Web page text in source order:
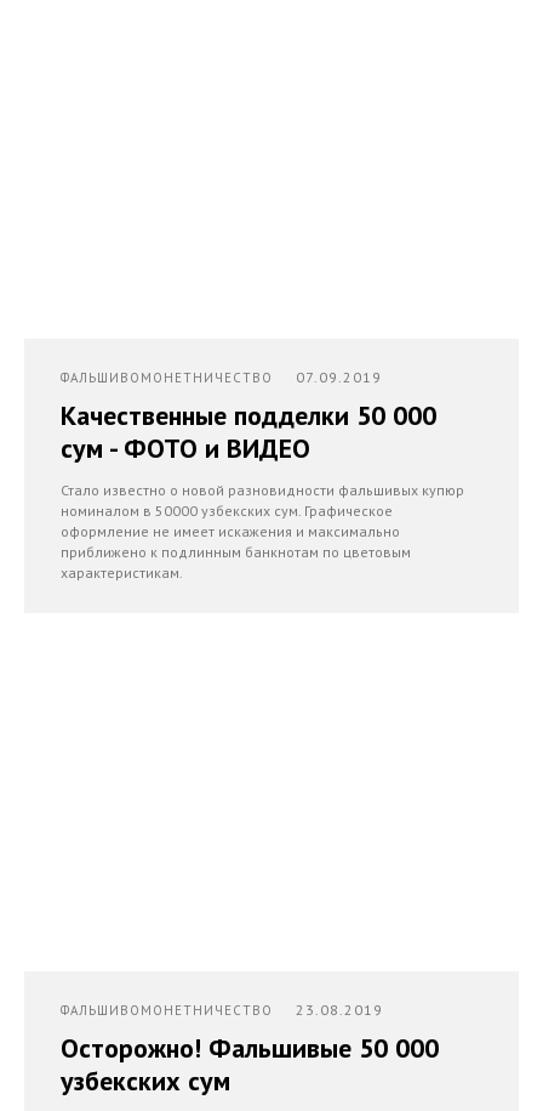
ФАЛЬШИВОМОНЕТНИЧЕСТВО 07.09.2019
Качественные подделки 50 000
сум - ФОТО и ВИДЕО
Стало известно о новой разновидности фальшивых купюр
номиналом в 50000 узбекских сум. Графическое
оформление не имеет искажения и максимально
приближено к подлинным банкнотам по цветовым
характеристикам.
ФАЛЬШИВОМОНЕТНИЧЕСТВО 23.08.2019
Осторожно! Фальшивые 50 000
узбекских сум